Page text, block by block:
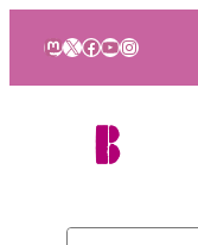
Mastodon
X Facebook
YouTube
Instagram